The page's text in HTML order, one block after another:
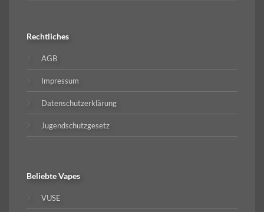
Rechtliches
AGB
Impressum
Datenschutzerklärung
Jugendschutzgesetz
BeliebteVapes
VUSE